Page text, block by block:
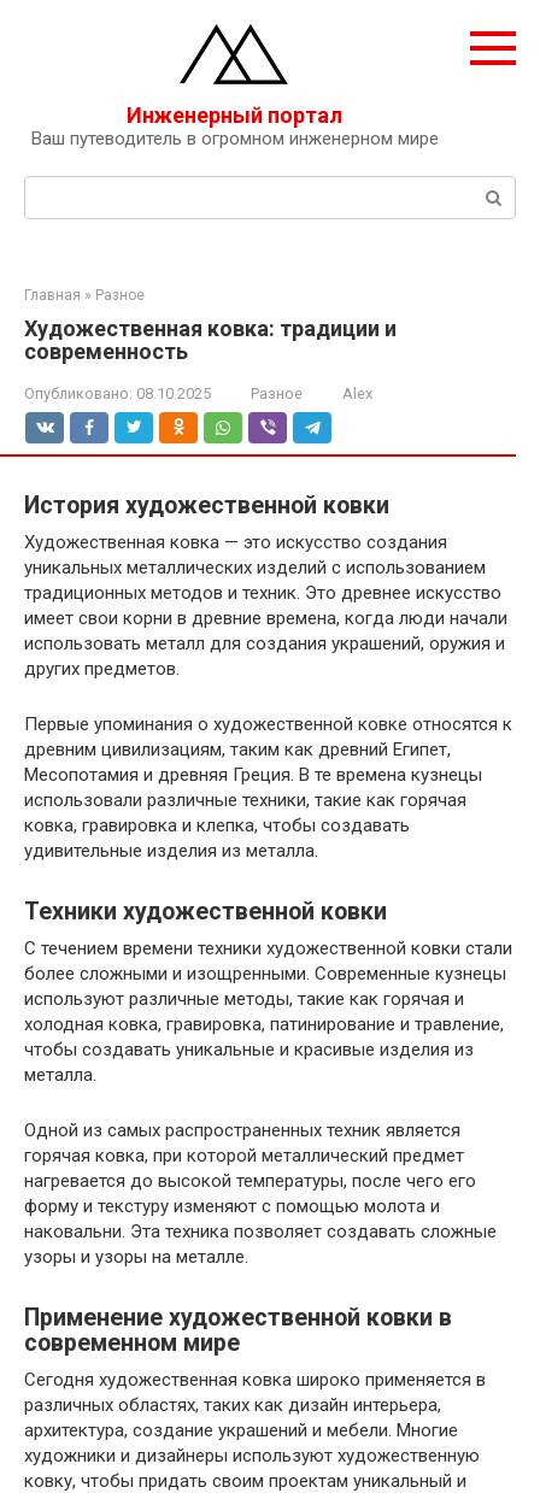
Инженерный портал
Ваш путеводитель в огромном инженерном мире
Поиск:
Главная » Разное
Художественная ковка: традиции и
современность
Опубликовано: 08.10.2025 Разное Alex
История художественной ковки
Художественная ковка — это искусство создания
уникальных металлических изделий с использованием
традиционных методов и техник. Это древнее искусство
имеет свои корни в древние времена, когда люди начали
использовать металл для создания украшений, оружия и
других предметов.
Первые упоминания о художественной ковке относятся к
древним цивилизациям, таким как древний Египет,
Месопотамия и древняя Греция. В те времена кузнецы
использовали различные техники, такие как горячая
ковка, гравировка и клепка, чтобы создавать
удивительные изделия из металла.
Техники художественной ковки
С течением времени техники художественной ковки стали
более сложными и изощренными. Современные кузнецы
используют различные методы, такие как горячая и
холодная ковка, гравировка, патинирование и травление,
чтобы создавать уникальные и красивые изделия из
металла.
Одной из самых распространенных техник является
горячая ковка, при которой металлический предмет
нагревается до высокой температуры, после чего его
форму и текстуру изменяют с помощью молота и
наковальни. Эта техника позволяет создавать сложные
узоры и узоры на металле.
Применение художественной ковки в
современном мире
Сегодня художественная ковка широко применяется в
различных областях, таких как дизайн интерьера,
архитектура, создание украшений и мебели. Многие
художники и дизайнеры используют художественную
ковку, чтобы придать своим проектам уникальный и